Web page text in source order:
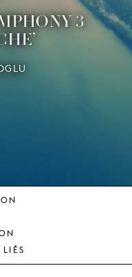
TICKETS &
3
LIÉS